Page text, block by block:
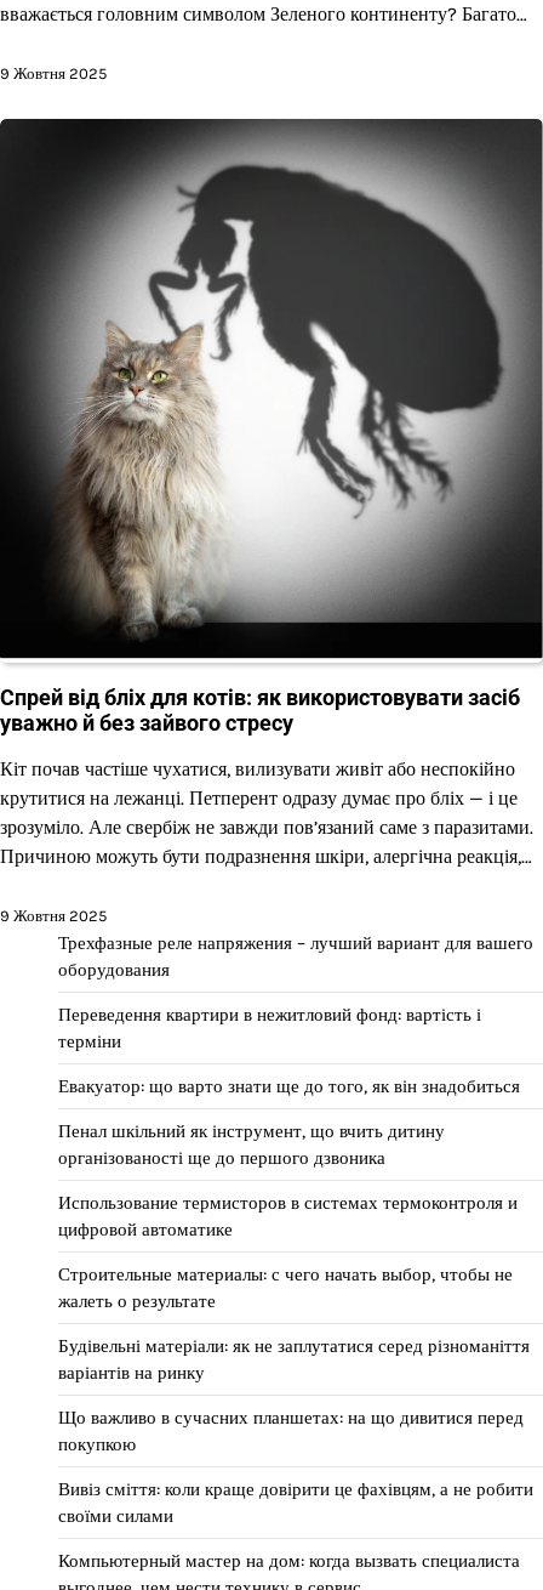
вважається головним символом Зеленого континенту? Багато…
9 Жовтня 2025
Спрей від бліх для котів: як використовувати засіб
уважно й без зайвого стресу
Кіт почав частіше чухатися, вилизувати живіт або неспокійно
крутитися на лежанці. Петперент одразу думає про бліх — і це
зрозуміло. Але свербіж не завжди пов’язаний саме з паразитами.
Причиною можуть бути подразнення шкіри, алергічна реакція,…
9 Жовтня 2025
Трехфазные реле напряжения – лучший вариант для вашего
оборудования
Переведення квартири в нежитловий фонд: вартість і
терміни
Евакуатор: що варто знати ще до того, як він знадобиться
Пенал шкільний як інструмент, що вчить дитину
організованості ще до першого дзвоника
Использование термисторов в системах термоконтроля и
цифровой автоматике
Строительные материалы: с чего начать выбор, чтобы не
жалеть о результате
Будівельні матеріали: як не заплутатися серед різноманіття
варіантів на ринку
Що важливо в сучасних планшетах: на що дивитися перед
покупкою
Вивіз сміття: коли краще довірити це фахівцям, а не робити
своїми силами
Компьютерный мастер на дом: когда вызвать специалиста